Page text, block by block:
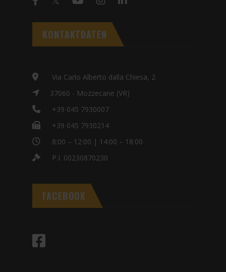
KONTAKTDATEN
Via Carlo Alberto dalla Chiesa, 2
37060 - Mozzecane (VR)
+39 045 7930007
+39 045 7930214
8:00 – 12:00 | 14:00 – 18:00
P.I. 00230870230
FACEBOOK